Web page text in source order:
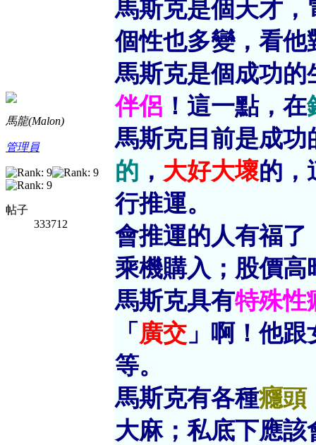
馬龍(Malon)
管理員
帖子
333712
馬斯克是個天才
個性也多變，看
馬斯克是個成功
伴侶 ！這一點，在
馬斯克目前是成
的 ， 大好大壞的，
行推運。
會推運的人有福
乘機購入；股價
馬斯克具有特殊性
「 廣交 」啊！他
等。
馬斯克有各種癮頭
大麻；私底下應